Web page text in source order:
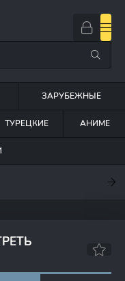
ЗАРУБЕЖНЫЕ
ТУРЕЦКИЕ АНИМЕ